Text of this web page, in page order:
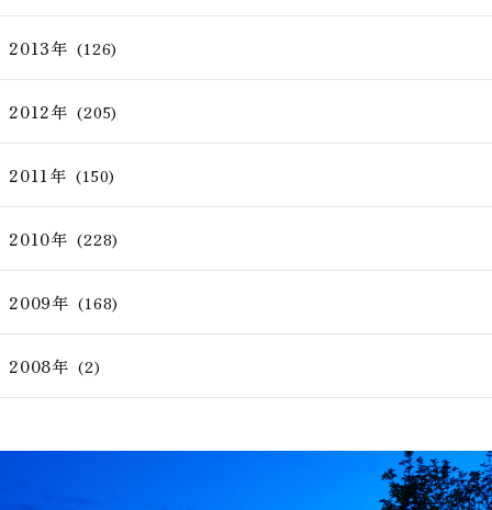
2013年 (126)
2012年 (205)
2011年 (150)
2010年 (228)
2009年 (168)
2008年 (2)